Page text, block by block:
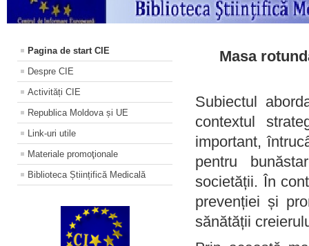
Pagina de start CIE
Despre CIE
Activități CIE
Republica Moldova și UE
Link-uri utile
Materiale promoţionale
Biblioteca Științifică Medicală
Masa
Subiectul
contextul
important,
pentru
societății. În
prevenției și
sănătății